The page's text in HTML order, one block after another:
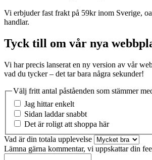
Vi erbjuder fast frakt på 59kr inom Sverige,
handlar.
Tyck till om vår nya
Vi har precis lanserat en ny version av vår
vad du tycker – det tar bara några sekunder!
Välj fritt antal påståenden som stämmer
Jag hittar enkelt
Sidan laddar snabbt
Det är roligt att shoppa här
Vad är din totala upplevelse
Lämna gärna kommentar, vi uppskattar din